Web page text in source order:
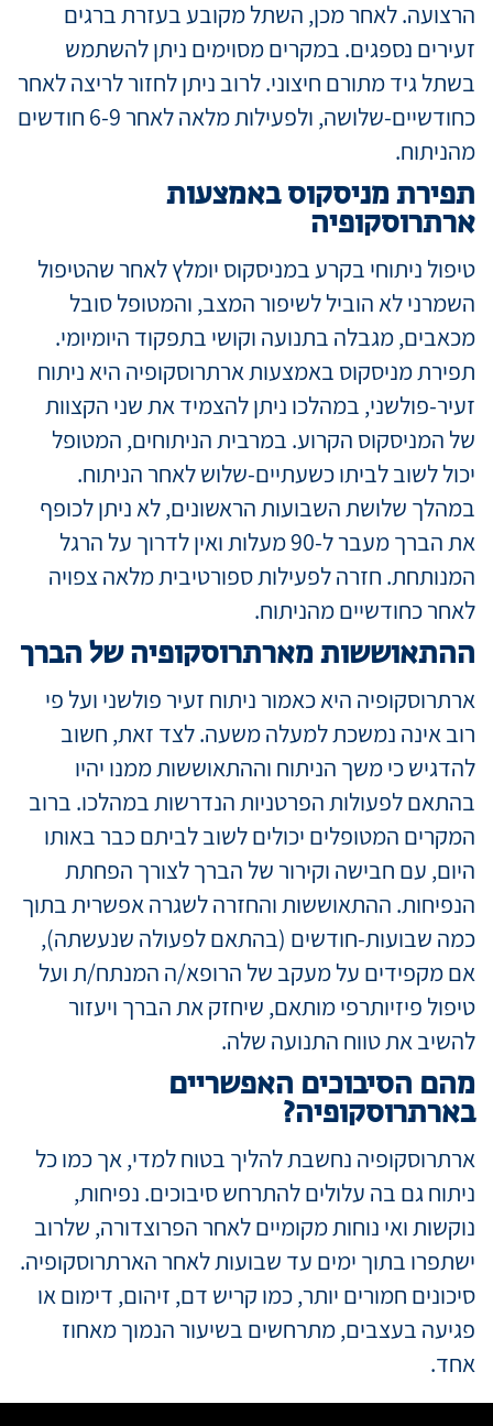
הרצועה. לאחר מכן, השתל מקובע בעזרת ברגים
זעירים נספגים. במקרים מסוימים ניתן להשתמש
בשתל גיד מתורם חיצוני. לרוב ניתן לחזור לריצה לאחר
כחודשיים-שלושה, ולפעילות מלאה לאחר 6-9 חודשים
מהניתוח.
תפירת מניסקוס באמצעות
ארתרוסקופיה
טיפול ניתוחי בקרע במניסקוס יומלץ לאחר שהטיפול
השמרני לא הוביל לשיפור המצב, והמטופל סובל
מכאבים, מגבלה בתנועה וקושי בתפקוד היומיומי.
תפירת מניסקוס באמצעות ארתרוסקופיה היא ניתוח
זעיר-פולשני, במהלכו ניתן להצמיד את שני הקצוות
של המניסקוס הקרוע. במרבית הניתוחים, המטופל
יכול לשוב לביתו כשעתיים-שלוש לאחר הניתוח.
במהלך שלושת השבועות הראשונים, לא ניתן לכופף
את הברך מעבר ל-90 מעלות ואין לדרוך על הרגל
המנותחת. חזרה לפעילות ספורטיבית מלאה צפויה
לאחר כחודשיים מהניתוח.
ההתאוששות מארתרוסקופיה של הברך
ארתרוסקופיה היא כאמור ניתוח זעיר פולשני ועל פי
רוב אינה נמשכת למעלה משעה. לצד זאת, חשוב
להדגיש כי משך הניתוח וההתאוששות ממנו יהיו
בהתאם לפעולות הפרטניות הנדרשות במהלכו. ברוב
המקרים המטופלים יכולים לשוב לביתם כבר באותו
היום, עם חבישה וקירור של הברך לצורך הפחתת
הנפיחות. ההתאוששות והחזרה לשגרה אפשרית בתוך
כמה שבועות-חודשים (בהתאם לפעולה שנעשתה),
אם מקפידים על מעקב של הרופא/ה המנתח/ת ועל
טיפול פיזיותרפי מותאם, שיחזק את הברך ויעזור
להשיב את טווח התנועה שלה.
מהם הסיבוכים האפשריים
בארתרוסקופיה?
ארתרוסקופיה נחשבת להליך בטוח למדי, אך כמו כל
ניתוח גם בה עלולים להתרחש סיבוכים. נפיחות,
נוקשות ואי נוחות מקומיים לאחר הפרוצדורה, שלרוב
ישתפרו בתוך ימים עד שבועות לאחר הארתרוסקופיה.
סיכונים חמורים יותר, כמו קריש דם, זיהום, דימום או
פגיעה בעצבים, מתרחשים בשיעור הנמוך מאחוז
אחד.